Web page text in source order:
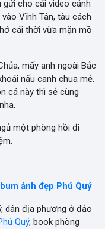
cho cái video cảnh
Vĩnh Tân, tàu cách
cái thời vừa mặn mồ
mấy anh ngoài Bắc
nấu canh chua mẻ.
cá này thì sẻ cùng
một phòng hồi đi
ảnh đẹp Phú Quý
dân địa phương ở đảo
Quý, book phòng